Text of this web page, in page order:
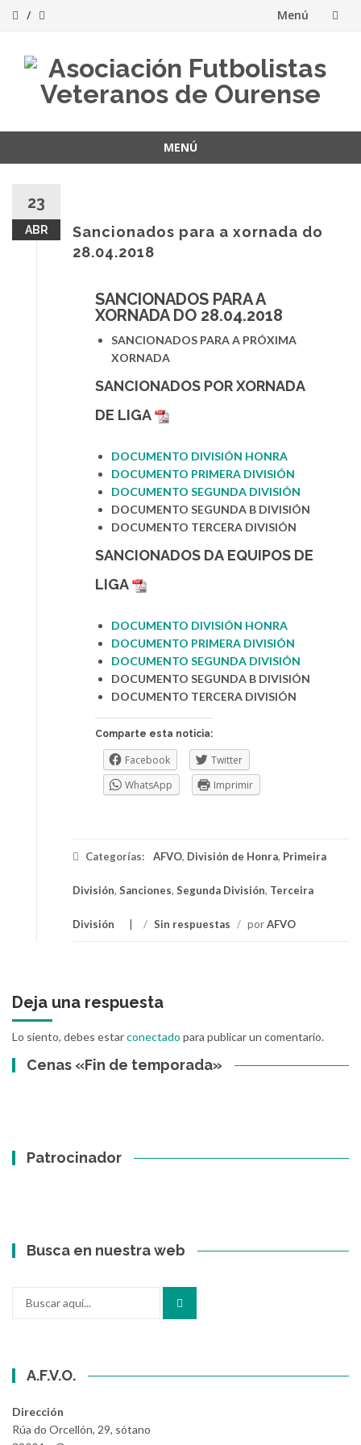
Menú
contenido
MENÚ
contenido
23
ABR
Sancionados para a xornada do
28.04.2018
SANCIONADOS PARA A
XORNADA DO 28.04.2018
SANCIONADOS PARA A PRÓXIMA
XORNADA
SANCIONADOS PORXORNADA
DE LIGA
DOCUMENTO DIVISIÓN HONRA
DOCUMENTO PRIMERA DIVISIÓN
DOCUMENTO SEGUNDA DIVISIÓN
DOCUMENTO SEGUNDA B DIVISIÓN
DOCUMENTO TERCERA DIVISIÓN
SANCIONADOS DA EQUIPOS DE
LIGA
DOCUMENTO DIVISIÓN HONRA
DOCUMENTO PRIMERA DIVISIÓN
DOCUMENTO SEGUNDA DIVISIÓN
DOCUMENTO SEGUNDA B DIVISIÓN
DOCUMENTO TERCERA DIVISIÓN
Comparte esta noticia:
Facebook
Twitter
WhatsApp
Imprimir
Categorías: AFVO, División de Honra, Primeira
División, Sanciones, Segunda División, Terceira
División / Sin respuestas / porAFVO
Deja una respuesta
Lo siento, debes estarconectado para publicar un comentario.
Cenas «Fin de temporada»
Patrocinador
Busca en nuestra web
A.F.V.O.
Dirección
Rúa do Orcellón, 29, sótano